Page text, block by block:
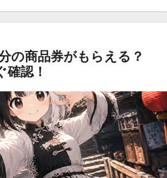
の商品券がもらえる？
確認！